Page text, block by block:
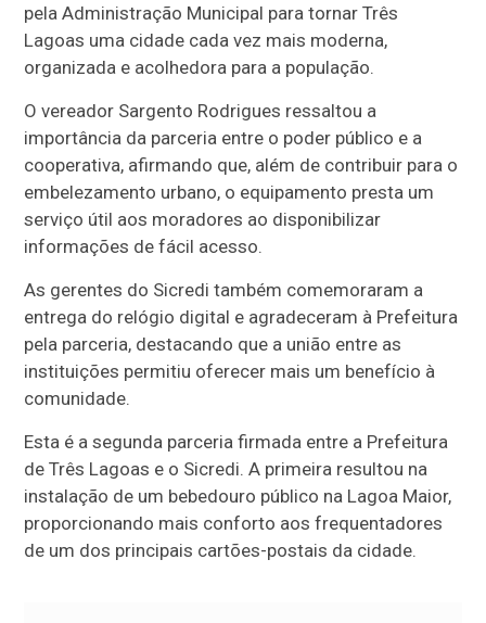
pela Administração Municipal para tornar Três
Lagoas uma cidade cada vez mais moderna,
organizada e acolhedora para a população.
O vereador Sargento Rodrigues ressaltou a
importância da parceria entre o poder público e a
cooperativa, afirmando que, além de contribuir para o
embelezamento urbano, o equipamento presta um
serviço útil aos moradores ao disponibilizar
informações de fácil acesso.
As gerentes do Sicredi também comemoraram a
entrega do relógio digital e agradeceram à Prefeitura
pela parceria, destacando que a união entre as
instituições permitiu oferecer mais um benefício à
comunidade.
Esta é a segunda parceria firmada entre a Prefeitura
de Três Lagoas e o Sicredi. A primeira resultou na
instalação de um bebedouro público na Lagoa Maior,
proporcionando mais conforto aos frequentadores
de um dos principais cartões-postais da cidade.